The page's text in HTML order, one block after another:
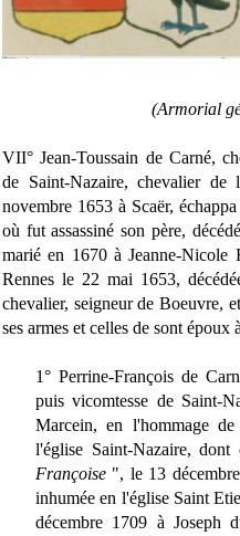
(Armorial
VII° Jean-Toussain de Carné,
de Saint-Nazaire, chevalier
novembre 1653 à Scaër,
où fut assassiné son père,
marié en 1670 à Jeanne-Nicole
Rennes le 22 mai 1653,
chevalier, seigneur de Boeuvre,
ses armes et celles de sont
1° Perrine-François de
puis vicomtesse de Saint-
Marcein, en l'hommage
l'église Saint-Nazaire,
Françoise ", le 13
inhumée en l'église Saint
décembre 1709 à Joseph